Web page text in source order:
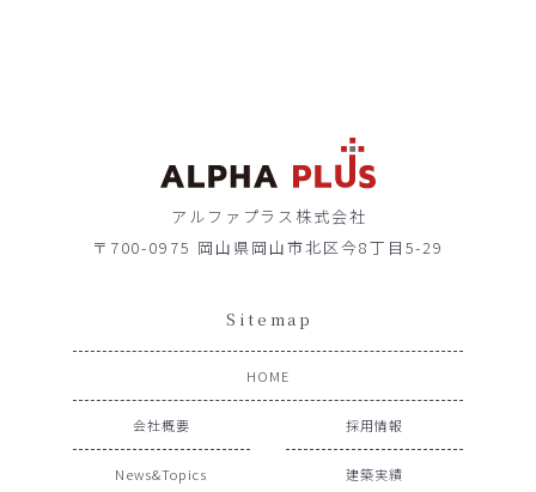
アルファプラス株式会社
〒700-0975 岡山県岡山市北区今8丁目5-29
Sitemap
HOME
会社概要 採用情報
News&Topics 建築実績